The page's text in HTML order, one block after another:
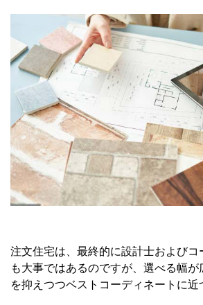
注文住宅は、最終的に設計士およびコ
も大事ではあるのですが、選べる幅が
を抑えつつベストコーディネートに近